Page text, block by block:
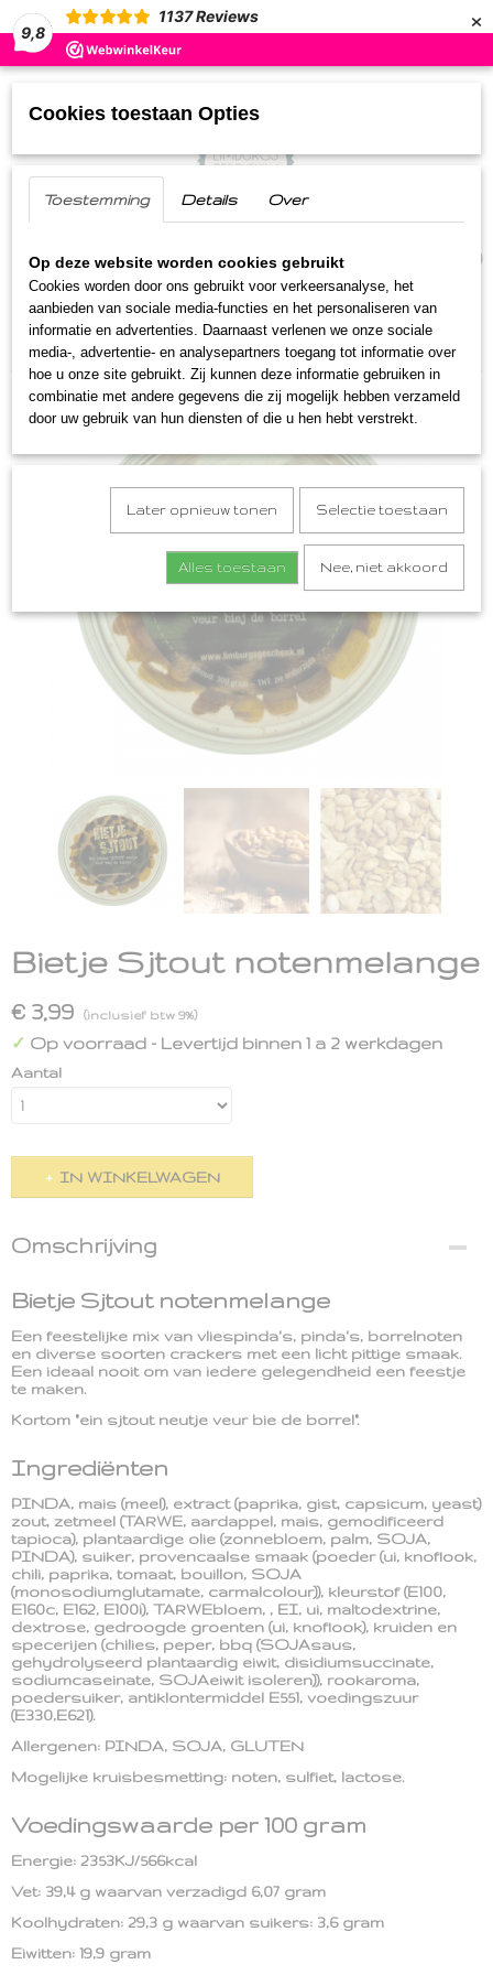
9,8
1137 Reviews ×
(0)
Home >Streekproducten Noten >
Bietje Sjtout
notenmelange
Bietje Sjtout notenmelange
€ 3,99 (inclusief btw 9%)
✓ Op voorraad - Levertijd binnen 1 a 2 werkdagen
Aantal
IN WINKELWAGEN
Omschrijving
Bietje Sjtout notenmelange
Een feestelijke mix van vliespinda's, pinda's, borrelnoten
en diverse soorten crackers met een licht pittige smaak.
Een ideaal nooit om van iedere gelegendheid een feestje
te maken.
Kortom "ein sjtout neutje veur bie de borrel".
Ingrediënten
PINDA, mais (meel), extract (paprika, gist, capsicum, yeast)
zout, zetmeel (TARWE, aardappel, mais, gemodificeerd
tapioca), plantaardige olie (zonnebloem, palm, SOJA,
PINDA), suiker, provencaalse smaak (poeder (ui, knoflook,
chili, paprika, tomaat, bouillon, SOJA
(monosodiumglutamate, carmalcolour)), kleurstof (E100,
E160c, E162, E100i), TARWEbloem, , EI, ui, maltodextrine,
dextrose, gedroogde groenten (ui, knoflook), kruiden en
specerijen (chilies, peper, bbq (SOJAsaus,
gehydrolyseerd plantaardig eiwit, disidiumsuccinate,
sodiumcaseinate, SOJAeiwit isoleren)), rookaroma,
poedersuiker, antiklontermiddel E551, voedingszuur
(E330,E621).
Allergenen: PINDA, SOJA, GLUTEN
Mogelijke kruisbesmetting: noten, sulfiet, lactose.
Voedingswaarde per 100 gram
Energie: 2353KJ/566kcal
Vet: 39,4 g waarvan verzadigd 6,07 gram
Koolhydraten: 29,3 g waarvan suikers: 3,6 gram
Eiwitten: 19,9 gram
Cookies toestaan Opties
Toestemming Details Over
Op deze website worden cookies gebruikt
Cookies worden door ons gebruikt voor verkeersanalyse, het
aanbieden van sociale media-functies en het personaliseren van
informatie en advertenties. Daarnaast verlenen we onze sociale
media-, advertentie- en analysepartners toegang tot informatie over
hoe u onze site gebruikt. Zij kunnen deze informatie gebruiken in
combinatie met andere gegevens die zij mogelijk hebben verzameld
door uw gebruik van hun diensten of die u hen hebt verstrekt.
Later opnieuw tonen Selectie toestaan
Alles toestaan Nee, niet akkoord